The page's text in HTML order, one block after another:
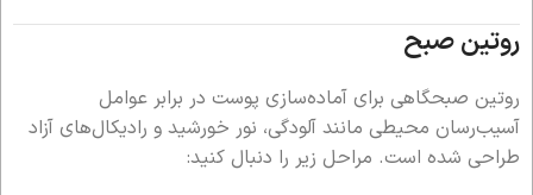
روتین صبح
روتین صبحگاهی برای آماده‌سازی پوست در برابر عوامل
آسیب‌رسان محیطی مانند آلودگی، نور خورشید و رادیکال‌های آزاد
طراحی شده است. مراحل زیر را دنبال کنید: